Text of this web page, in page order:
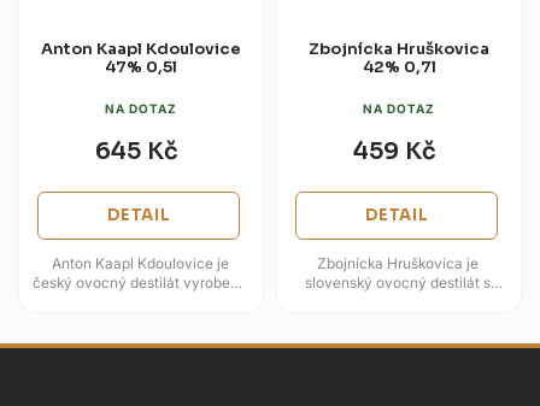
Anton Kaapl Kdoulovice
47% 0,5l
NA DOTAZ
645 Kč
DETAIL
Anton Kaapl Kdoulovice je
český ovocný destilát vyrobený
měkkou...
Zbojnícka Hruškovica
42% 0,7l
NA DOTAZ
459 Kč
DETAIL
Zbojnícka Hruškovica je
slovenský ovocný destilát s
i vůni se...